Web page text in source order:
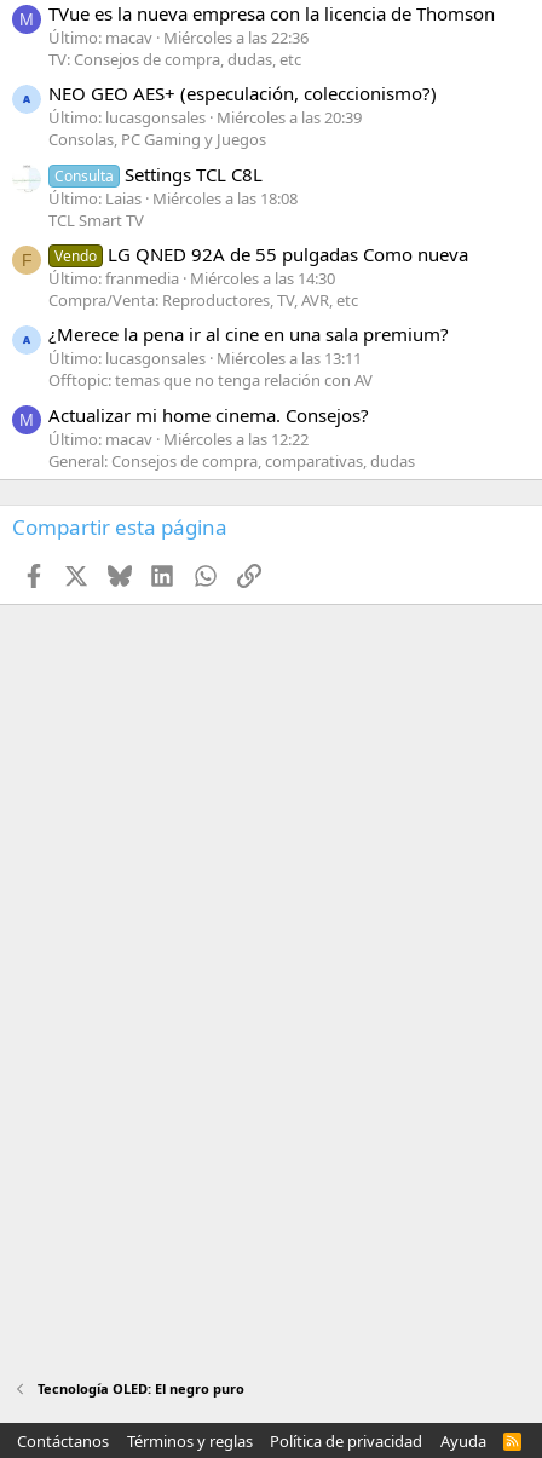
M TVue es la nueva empresa con la licencia de Thomson
Último: macav Miércoles a las 22:36
TV: Consejos de compra, dudas, etc
NEO GEO AES+ (especulación, coleccionismo?)
Último: lucasgonsales Miércoles a las 20:39
Consolas, PC Gaming y Juegos
Consulta Settings TCL C8L
Último: Laias Miércoles a las 18:08
TCL Smart TV
F Vendo LG QNED 92A de 55 pulgadas Como nueva
Último: franmedia Miércoles a las 14:30
Compra/Venta: Reproductores, TV, AVR, etc
¿Merece la pena ir al cine en una sala premium?
Último: lucasgonsales Miércoles a las 13:11
Offtopic: temas que no tenga relación con AV
M Actualizar mi home cinema. Consejos?
Último: macav Miércoles a las 12:22
General: Consejos de compra, comparativas, dudas
Compartir esta página
Facebook BlueskyLinkedInWhatsApp
Enlace
Tecnología OLED: El negro puro
Contáctanos Términos y reglas Política de privacidad Ayuda
R